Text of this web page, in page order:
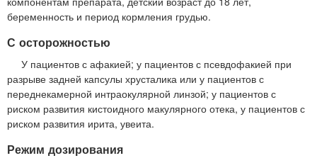
беременность и период кормления грудью.
С осторожностью
У пациентов с афакией; у пациентов с псевдофакией при
разрыве задней капсулы хрусталика или у пациентов с
переднекамерной интраокулярной линзой; у пациентов с
риском развития кистоидного макулярного отека, у пациентов с
риском развития ирита, увеита.
Режим дозирования